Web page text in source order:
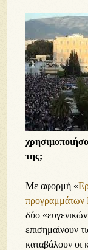
της;
Με αφορμή «
δύο
επισημαίνουν
καταβάλουν οι